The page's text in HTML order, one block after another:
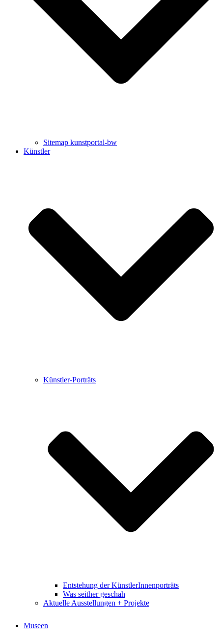
Uli Rothfuss
Harald Schwiers
Buchbesprechungen von Harald Schwiers
Haralds Streifzüge
Hörtipps von Harald Schwiers
Kunstausflüge mit Sigrid Balke
Marc Peschke – Out of The Länd
Buchtipps von Uli Rothfuss
Sitemap kunstportal-bw
Künstler
Künstler-Porträts
Entstehung der KünstlerInnenporträts
Was seither geschah
Aktuelle Ausstellungen + Projekte
Museen